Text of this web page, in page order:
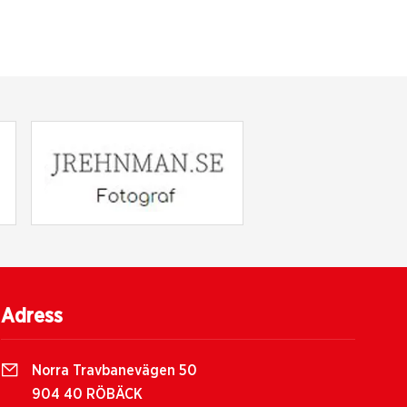
Adress
Norra Travbanevägen 50
904 40 RÖBÄCK